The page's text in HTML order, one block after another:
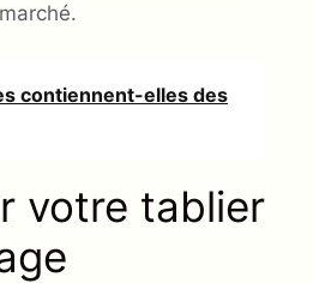
contiennent-elles des
votre tablier